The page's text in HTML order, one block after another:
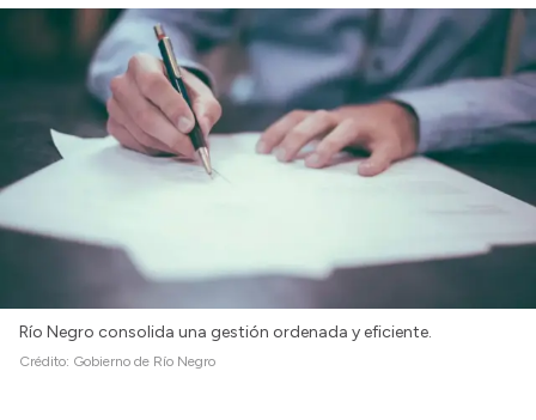
Río Negro consolida una gestión ordenada y eficiente.
Crédito: Gobierno de Río Negro